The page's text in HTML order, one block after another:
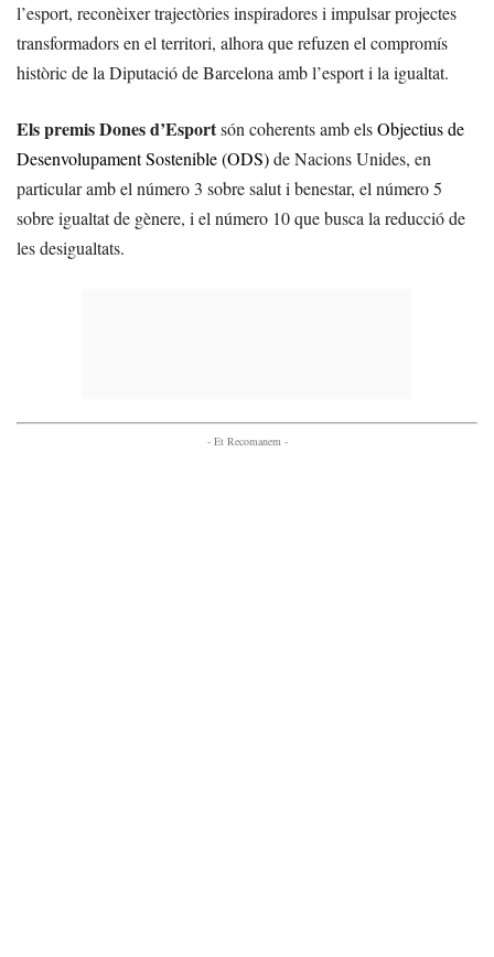
l’esport, reconèixer trajectòries inspiradores i impulsar projectes
transformadors en el territori, alhora que refuzen el compromís
històric de la Diputació de Barcelona amb l’esport i la igualtat.
Els premis Dones d’Esportsón coherents amb elsObjectius de
Desenvolupament Sostenible (ODS)de Nacions Unides, en
particular amb el número 3 sobre salut i benestar, el número 5
sobre igualtat de gènere, i el número 10 que busca la reducció de
les desigualtats.
- Et Recomanem -